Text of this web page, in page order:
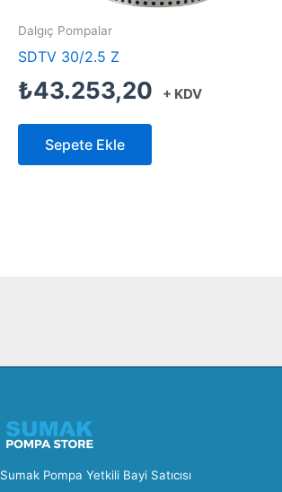
Dalgıç Pompalar
SDTV 30/2.5 Z
₺43.253,20 + KDV
Sepete Ekle
Sumak Pompa Yetkili Bayi Satıcısı